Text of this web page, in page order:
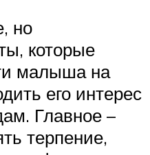
но
которые
малыша на
его интерес
Главное –
терпение,